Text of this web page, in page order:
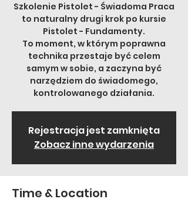
Szkolenie Pistolet - Świadoma Praca
to naturalny drugi krok po kursie
Pistolet - Fundamenty.
To moment, w którym poprawna
technika przestaje być celem
samym w sobie, a zaczyna być
narzędziem do świadomego,
kontrolowanego działania.
Rejestracja jest zamknięta
Zobacz inne wydarzenia
Time & Location